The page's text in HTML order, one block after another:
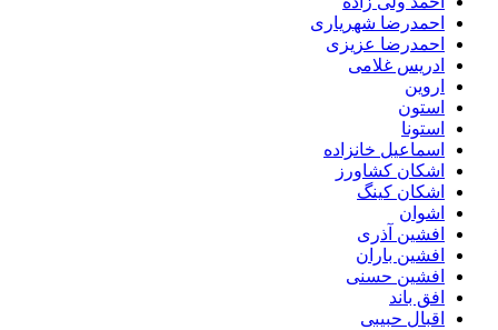
احمدرضا شهریاری
احمدرضا عزیزی
ادریس غلامی
اروین
استون
استونا
اسماعیل خانزاده
اشکان کشاورز
اشکان کینگ
اشوان
افشین آذری
افشین باران
افشین حسنی
افق باند
اقبال حبیبی